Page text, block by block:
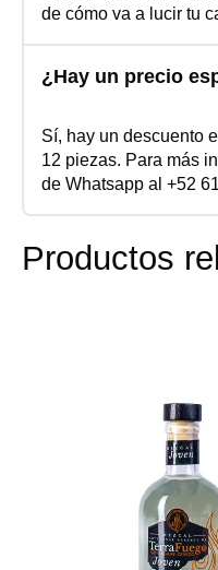
de cómo va a lucir tu
¿Hay un precio
Sí, hay un descuento
12 piezas. Para más
de Whatsapp al +52
Productos